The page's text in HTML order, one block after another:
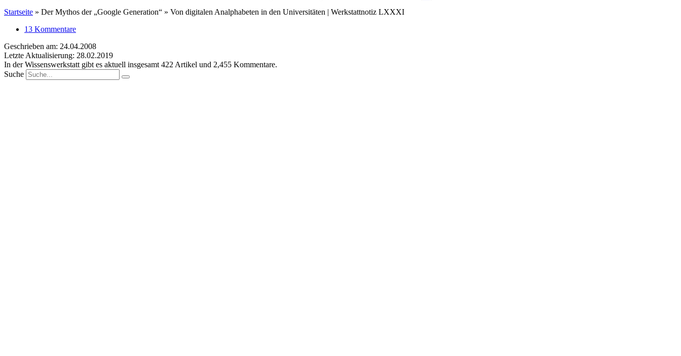
Startseite » Der Mythos der „Google Generation“ » Von digitalen Analphabeten in den Universitäten | Werkstattnotiz LXXXI
13 Kommentare
Geschrieben am: 24.04.2008
Letzte Aktualisierung: 28.02.2019
In der Wissenswerkstatt gibt es aktuell insgesamt 422 Artikel und 2,455 Kommentare.
Suche